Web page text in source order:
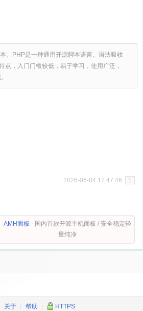
。PHP是一种通用开源脚本语言。语法吸收
点，入门门槛较低，易于学习，使用广泛，
2026-06-04 17:47:46 1
AMH面板 - 国内首款开源主机面板 / 安全稳定轻
量纯净
关于┊ 帮助 HTTPS